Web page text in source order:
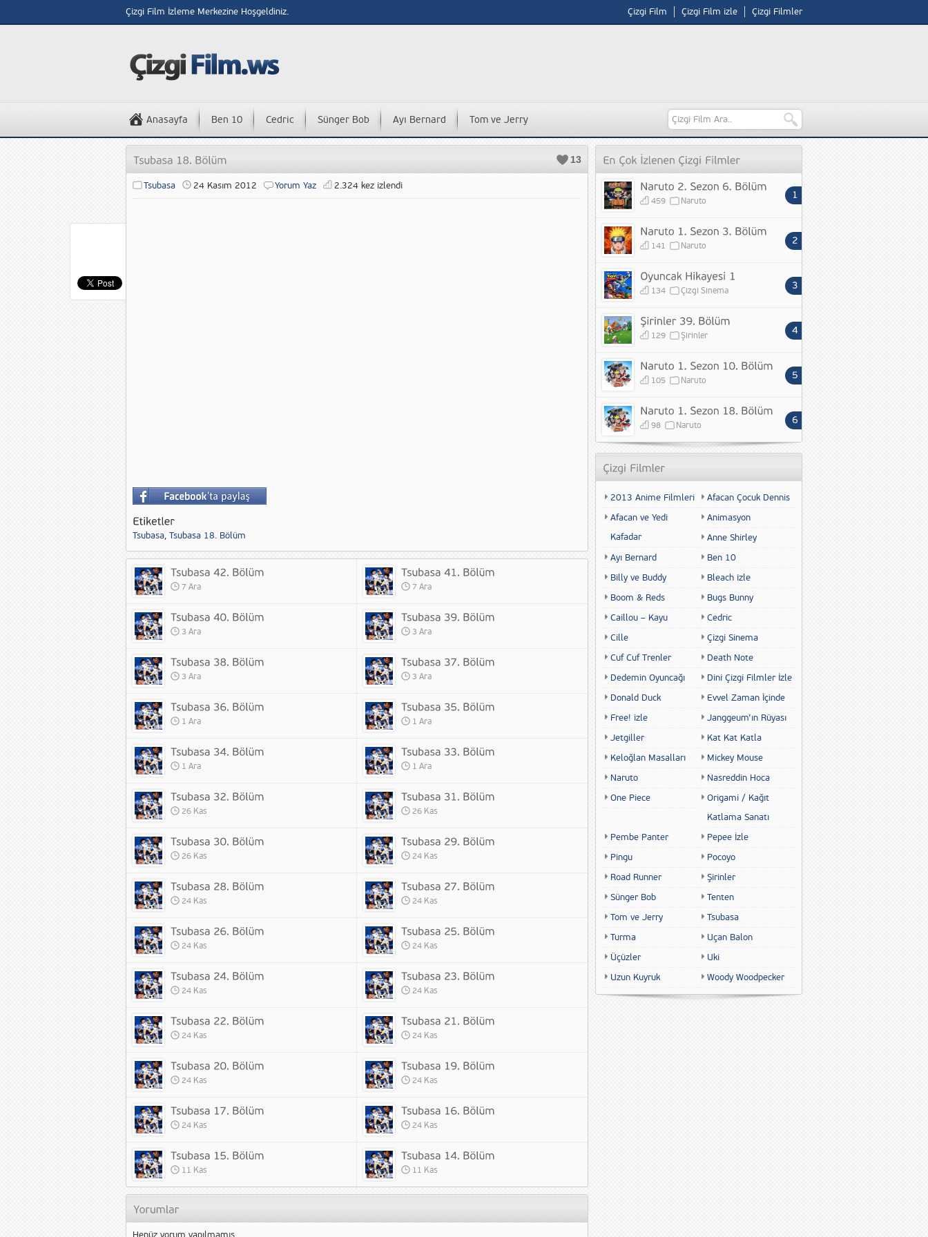
Çizgi Film İzleme Merkezine Hoşgeldiniz. Çizgi Film Çizgi Film izle Çizgi Filmler
Anasayfa Ben 10 Cedric Sünger Bob Ayı Bernard Tom ve Jerry
13
Tsubasa 24 Kasım 2012 Yorum Yaz 2.324 kez izlendi
Tsubasa, Tsubasa 18. Bölüm
7 Ara 7 Ara
3 Ara 3 Ara
3 Ara 3 Ara
1 Ara 1 Ara
1 Ara 1 Ara
26 Kas 26 Kas
26 Kas 24 Kas
24 Kas 24 Kas
24 Kas 24 Kas
24 Kas 24 Kas
24 Kas 24 Kas
24 Kas 24 Kas
24 Kas 24 Kas
11 Kas 11 Kas
459 Naruto
141 Naruto
134 Çizgi Sinema
129 Şirinler
105 Naruto
98 Naruto
2013 Anime Filmleri
Afacan Çocuk Dennis
Afacan ve Yedi
Kafadar
Animasyon
Anne Shirley
Ayı Bernard
Ben 10
Billy ve Buddy
Bleach izle
Boom & Reds
Bugs Bunny
Caillou – Kayu
Cedric
Cille
Çizgi Sinema
Cuf Cuf Trenler
Death Note
Dedemin Oyuncağı
Dini Çizgi Filmler İzle
Donald Duck
Evvel Zaman İçinde
Free! izle
Janggeum’ın Rüyası
Jetgiller
Kat Kat Katla
Keloğlan Masalları
Mickey Mouse
Naruto
Nasreddin Hoca
One Piece
Origami / Kağıt
Katlama Sanatı
Pembe Panter
Pepee İzle
Pingu
Pocoyo
Road Runner
Şirinler
Sünger Bob
Tenten
Tom ve Jerry
Tsubasa
Turma
Uçan Balon
Üçüzler
Uki
Uzun Kuyruk
Woody Woodpecker